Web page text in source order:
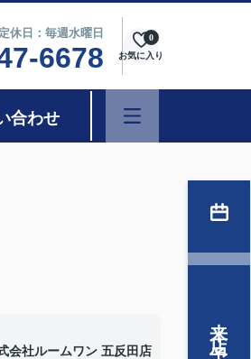
休日：毎週水曜日
6678 お気に入り
0
合わせ
会社ルームワン 五反田店
来店予約